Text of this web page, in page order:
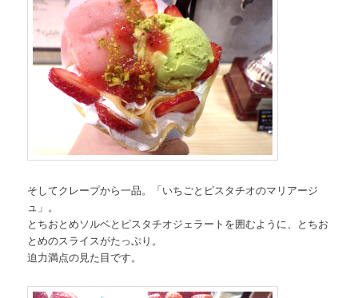
そしてクレープから一品。「いちごとピスタチオのマリアージ
ュ」。
とちおとめソルベとピスタチオジェラートを囲むように、とちお
とめのスライスがたっぷり。
迫力満点の見た目です。